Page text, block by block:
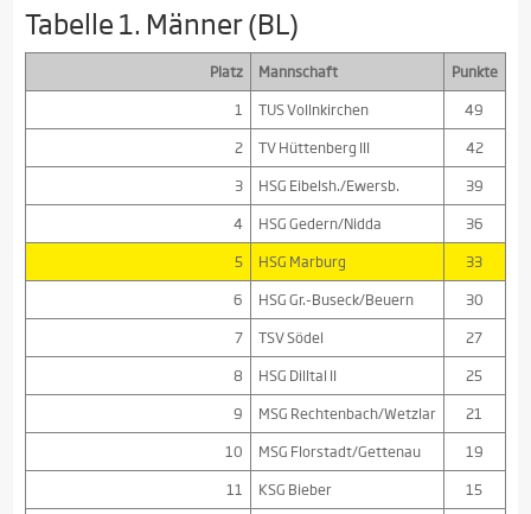
Tabelle 1. Männer (BL)
Platz Mannschaft
Punkte
1
TUS Vollnkirchen
49
2
TV Hüttenberg III
42
3
HSG Eibelsh./Ewersb.
39
4
HSG Gedern/Nidda
36
5
HSG Marburg
33
6
HSG Gr.-Buseck/Beuern
30
7
TSV Södel
27
8
HSG Dilltal II
25
9
MSG Rechtenbach/Wetzlar
21
10
MSG Florstadt/Gettenau
19
11
KSG Bieber
15